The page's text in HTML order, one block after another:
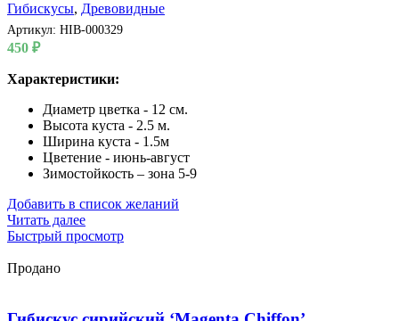
Гибискусы, Древовидные
Артикул: HIB-000329
450 ₽
Характеристики:
Диаметр цветка - 12 см.
Высота куста - 2.5 м.
Ширина куста - 1.5м
Цветение - июнь-август
Зимостойкость – зона 5-9
Добавить в список желаний
Читать далее
Быстрый просмотр
Продано